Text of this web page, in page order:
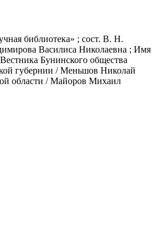
библиотека» ; сост. В. Н.
Василиса Николаевна ; Имя
Бунинского общества
губернии / Меньшов Николай
области / Майоров Михаил